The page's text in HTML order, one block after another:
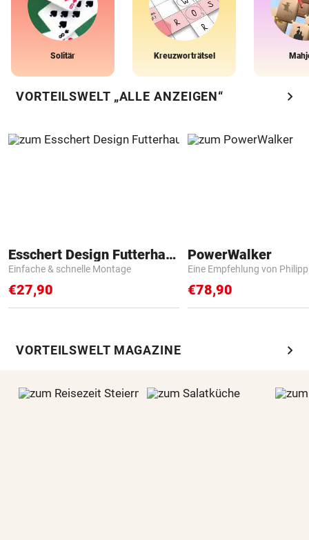
Solitär Kreuzworträtsel
VORTEILSWELT „ALLE ANZEIGEN“ chevron_right
Esschert Design Futterhaus
Einfache & schnelle Montage
€27,90
PowerWalker
Eine Empfehlung von
€78,90
VORTEILSWELT MAGAZINE chevron_right